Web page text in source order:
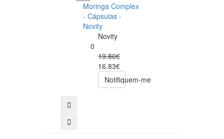
Moringa Complex
- Cápsulas -
Novity
Novity
0
19.80€
16.83€
Notifiquem-me